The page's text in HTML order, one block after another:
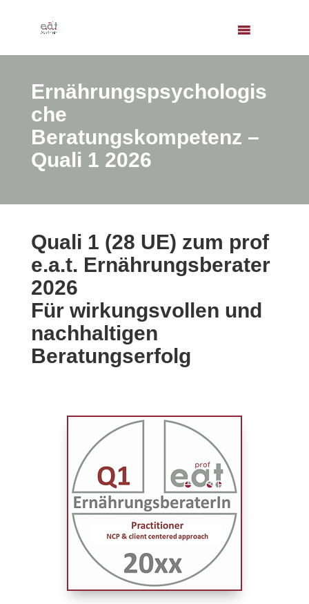
Ernährungspsychologis
che
Beratungskompetenz –
Quali 1 2026
Quali 1 (28 UE) zum prof
e.a.t. Ernährungsberater
2026
Für wirkungsvollen und
nachhaltigen
Beratungserfolg